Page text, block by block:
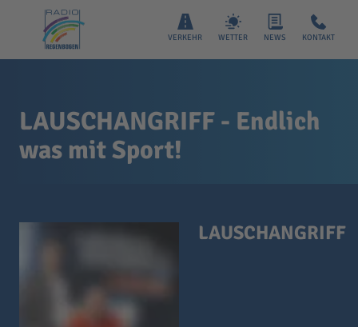
VERKEHR WETTER NEWS KONTAKT
LAUSCHANGRIFF - Endlich
was mit Sport!
LAUSCHANGRIFF